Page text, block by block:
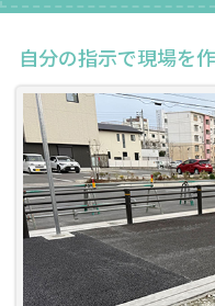
自分の指示で現場を